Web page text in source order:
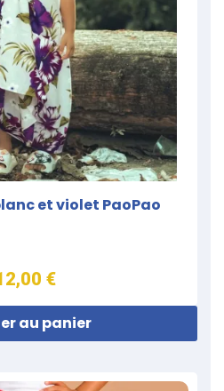
et violet PaoPao
€
au panier